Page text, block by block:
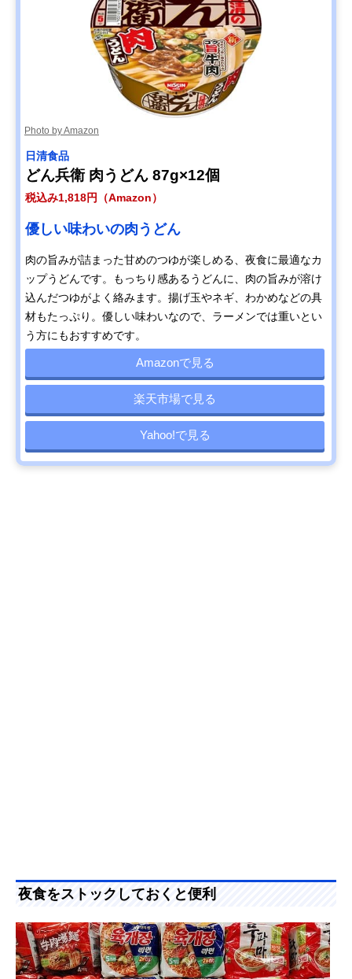
Photo by Amazon
日清食品
どん兵衛 肉うどん 87g×12個
税込み1,818円（Amazon）
優しい味わいの肉うどん
肉の旨みが詰まった甘めのつゆが楽しめる、夜食に最適なカ
ップうどんです。もっちり感あるうどんに、肉の旨みが溶け
込んだつゆがよく絡みます。揚げ玉やネギ、わかめなどの具
材もたっぷり。優しい味わいなので、ラーメンでは重いとい
う方にもおすすめです。
Amazonで見る
楽天市場で見る
Yahoo!で見る
夜食をストックしておくと便利